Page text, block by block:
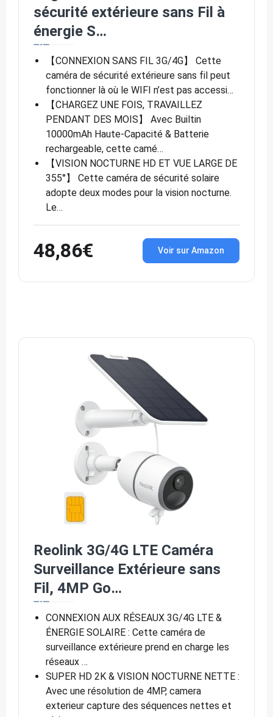
sécurité extérieure sans Fil à
énergie S…
【CONNEXION SANS FIL 3G/4G】 Cette
caméra de sécurité extérieure sans fil peut
fonctionner là où le WIFI n’est pas accessi…
【CHARGEZ UNE FOIS, TRAVAILLEZ
PENDANT DES MOIS】 Avec Builtin
10000mAh Haute-Capacité & Batterie
rechargeable, cette camé…
【VISION NOCTURNE HD ET VUE LARGE DE
355°】 Cette caméra de sécurité solaire
adopte deux modes pour la vision nocturne.
Le…
48,86€ Voir sur Amazon
Reolink 3G/4G LTE Caméra
Surveillance Extérieure sans
Fil, 4MP Go…
CONNEXION AUX RÉSEAUX 3G/4G LTE &
ÉNERGIE SOLAIRE : Cette caméra de
surveillance extérieure prend en charge les
réseaux …
SUPER HD 2K & VISION NOCTURNE NETTE :
Avec une résolution de 4MP, camera
exterieur capture des séquences nettes et